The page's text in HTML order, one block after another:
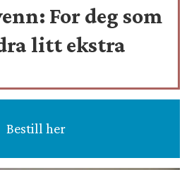
For deg som
litt ekstra
Bestill her